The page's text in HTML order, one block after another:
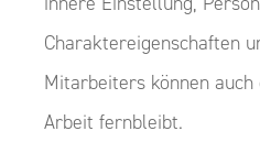
Charaktereigenschaften
Mitarbeiters können
Arbeit fernbleibt.